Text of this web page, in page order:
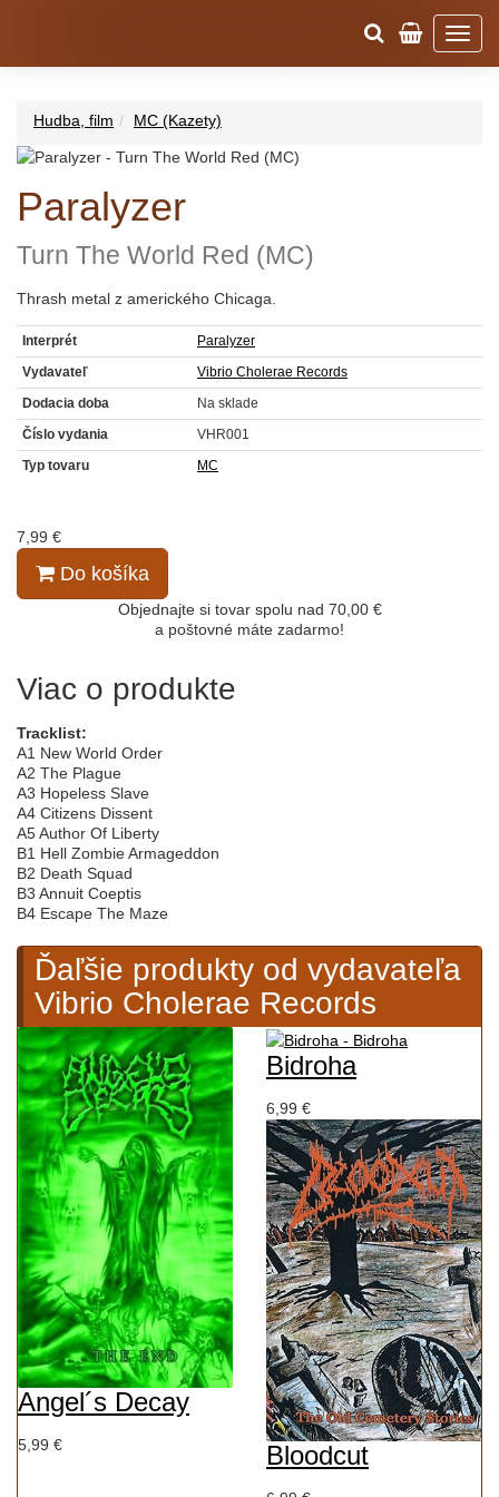
Hudba, film MC (Kazety)
Paralyzer
Turn The World Red (MC)
Thrash metal z amerického Chicaga.
Interprét
Paralyzer
Vydavateľ
Vibrio Cholerae Records
Dodacia doba
Na sklade
Číslo vydania
VHR001
Typ tovaru
MC
7,99 €
Do košíka
Objednajte si tovar spolu nad 70,00 €
a poštovné máte zadarmo!
Viac o produkte
Tracklist:
A1 New World Order
A2 The Plague
A3 Hopeless Slave
A4 Citizens Dissent
A5 Author Of Liberty
B1 Hell Zombie Armageddon
B2 Death Squad
B3 Annuit Coeptis
B4 Escape The Maze
Ďaľšie produkty od vydavateľa
Vibrio Cholerae Records
Angel´s Decay
5,99 €
Bidroha
6,99 €
Bloodcut